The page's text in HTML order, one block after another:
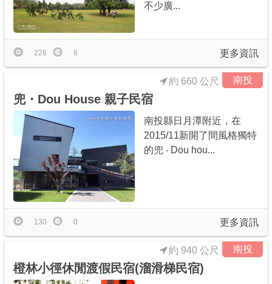
不少廣...
更多資訊
226 6
南投
兜・Dou House 親子民宿
約 660 公尺
南投縣日月潭附近，在
2015/11新開了間風格獨特
的兜 ‧ Dou hou...
更多資訊
130 0
南投
橙林小徑休閒渡假民宿(溜滑梯民宿)
約 940 公尺